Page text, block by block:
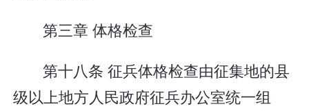
第三章 体格检查
第十八条 征兵体格检查由征集地的县
级以上地方人民政府征兵办公室统一组